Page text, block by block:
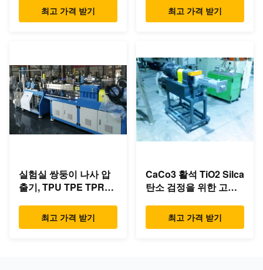
이 나사최고 가격 받기 최고 가격 받기
실험실 쌍둥이 나사 압
출기, TPU TPE TPR를
최고 가격 받기
CaCo3 활석 TiO2 Silca
탄소 검정을 위한 고속
최고 가격 받기